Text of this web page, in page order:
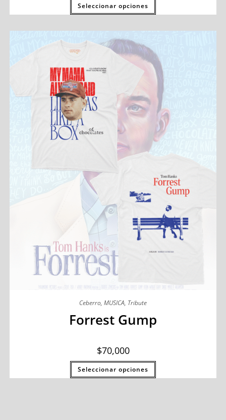
Seleccionar opciones
Ceberro, MUSICA, Tribute
Forrest Gump
$70,000
Seleccionar opciones